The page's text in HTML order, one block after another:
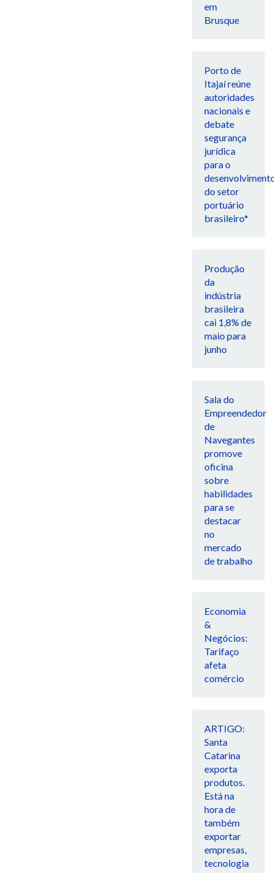
em
Brusque
Porto de
Itajaí reúne
autoridades
nacionais e
debate
segurança
jurídica
para o
do setor
portuário
brasileiro*
Produção
da
indústria
brasileira
cai 1,8% de
maio para
junho
Sala do
Empreendedor
de
Navegantes
promove
oficina
sobre
habilidades
para se
destacar
no
mercado
de trabalho
Economia
&
Negócios:
Tarifaço
afeta
comércio
ARTIGO:
Santa
Catarina
exporta
produtos.
Está na
hora de
também
exportar
empresas,
tecnologia